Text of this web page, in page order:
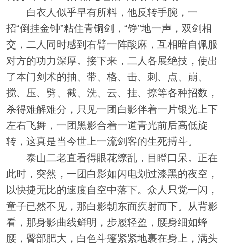
白衣人似乎早有所料，他反转手腕，一
招“倒挂金钟”粘住青铜剑，“铮”地一声，双剑相
交，二人同时感到右臂一阵酸麻，互相暗自佩服
对方的功力深厚。接下来，二人各展绝技，使出
了本门剑术的抽、带、格、击、刺、点、崩、
搅、压、劈、截、洗、云、挂、撩等各种招数，
杀得难解难分，只见一团白影伴着一片银光上下
左右飞舞，一团黑影合着一道青光前后高低旋
转，这真是当今世上一流剑客的生死搏斗。
泰山二老直看得眼花缭乱，目瞪口呆。正在
此时，突然，一团白影如闪电划过漆黑的夜空，
以快捷无比的速度自空中落下。众人只觉一闪，
童子已然不见，那白影朝东面疾射而下。从背影
看，那身影曲线鲜明，步履轻盈，腰身细如蜂
腰，臀部肥大，白色斗篷紧紧地裹在身上，满头